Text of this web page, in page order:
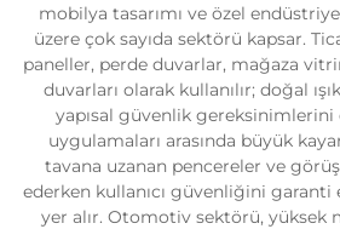
mobilya tasarımı ve özel
üzere çok sayıda sektörü kapsar.
paneller, perde duvarlar, mağaza
duvarları olarak kullanılır; doğal
yapısal güvenlik gereksinimlerini
uygulamaları arasında büyük
tavana uzanan pencereler ve
ederken kullanıcı güvenliğini
yer alır. Otomotiv sektörü, yüksek